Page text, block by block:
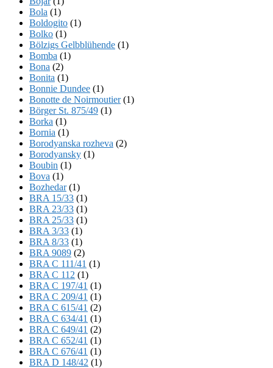
Bola (1)
Boldogito (1)
Bolko (1)
Bölzigs Gelbblühende (1)
Bomba (1)
Bona (2)
Bonita (1)
Bonnie Dundee (1)
Bonotte de Noirmoutier(1)
Börger St. 875/49 (1)
Borka (1)
Bornia (1)
Borodyanska rozheva (2)
Borodyansky (1)
Boubin (1)
Bova (1)
Bozhedar(1)
BRA 15/33 (1)
BRA 23/33 (1)
BRA 25/33 (1)
BRA 3/33 (1)
BRA 8/33 (1)
BRA 9089 (2)
BRA C 111/41 (1)
BRA C 112 (1)
BRA C 197/41 (1)
BRA C 209/41 (1)
BRA C 615/41 (2)
BRA C 634/41 (1)
BRA C 649/41 (2)
BRA C 652/41 (1)
BRA C 676/41 (1)
BRA D 148/42 (1)